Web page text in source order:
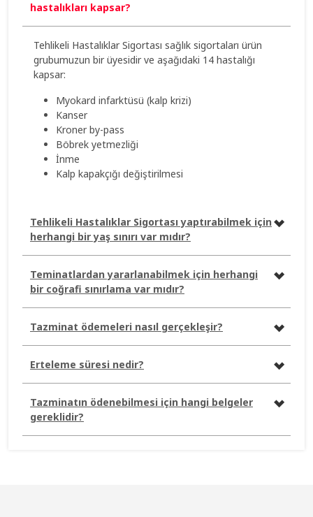
hastalıkları kapsar?
Tehlikeli Hastalıklar Sigortası sağlık sigortaları ürün
grubumuzun bir üyesidir ve aşağıdaki 14 hastalığı
kapsar:
Myokard infarktüsü (kalp krizi)
Kanser
Kroner by-pass
Böbrek yetmezliği
İnme
Kalp kapakçığı değiştirilmesi
Tehlikeli Hastalıklar Sigortası yaptırabilmek için
herhangi bir yaş sınırı var mıdır?
Teminatlardan yararlanabilmek için herhangi
bir coğrafi sınırlama var mıdır?
Tazminat ödemeleri nasıl gerçekleşir?
Erteleme süresi nedir?
Tazminatın ödenebilmesi için hangi belgeler
gereklidir?